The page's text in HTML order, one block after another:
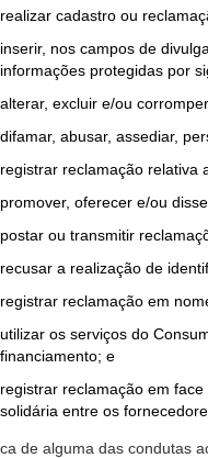
realizar cadastro ou
inserir, nos campos de
informações protegidas por
alterar, excluir e/ou
difamar, abusar, assediar,
registrar reclamação relativa
promover, oferecer e/ou
postar ou transmitir
recusar a realização de
registrar reclamação em
utilizar os serviços do
financiamento; e
registrar reclamação em
solidária entre os
de alguma das condutas